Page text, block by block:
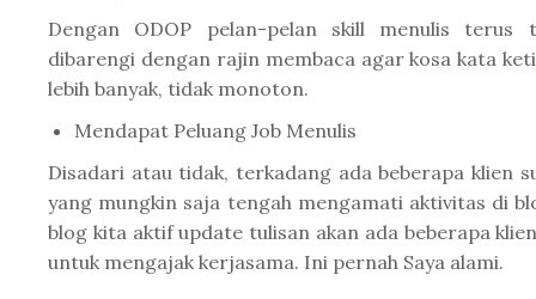
Dengan ODOP pelan-pelan skill menulis terus
dibarengi dengan rajin membaca agar kosa kata
lebih banyak, tidak monoton.
Mendapat Peluang Job Menulis
Disadari atau tidak, terkadang ada beberapa klien
yang mungkin saja tengah mengamati aktivitas di
blog kita aktif update tulisan akan ada beberapa
untuk mengajak kerjasama. Ini pernah Saya alami.